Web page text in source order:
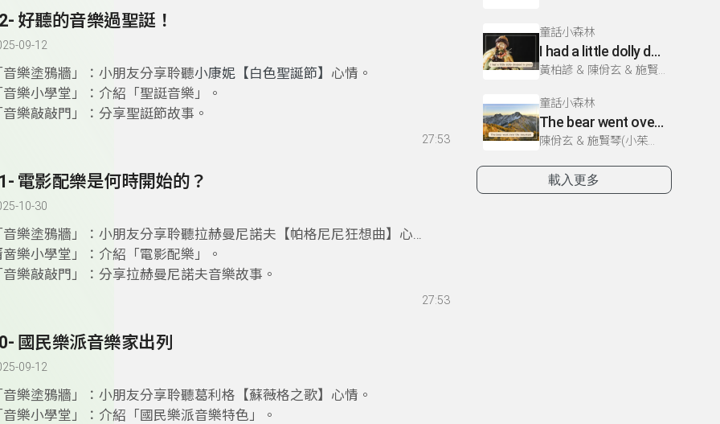
好聽的音樂過聖誔！
09-12
音樂塗鴉牆」：小朋友分享聆聽小康妮【白色聖誕節】 心情。
音樂小學堂」：介紹「聖誔音樂」。
音樂敲敲門」：分享聖誔節故事。
27:53
電影配樂是何時開始的？
10-30
音樂塗鴉牆」：小朋友分享聆聽拉赫曼尼諾夫【帕格尼尼狂想曲】心
。
音樂小學堂」：介紹「電影配樂」。
音樂敲敲門」：分享拉赫曼尼諾夫音樂故事。
27:53
國民樂派音樂家出列
09-12
音樂塗鴉牆」：小朋友分享聆聽葛利格【蘇薇格之歌】心情。
音樂小學堂」：介紹「國民樂派音樂特色」。
童話小森林
I had a little dolly dressed in green
黃柏諺 & 陳佾玄 & 施賢琴(小茱姊姊)
童話小森林
The bear went over the mountain
陳佾玄 & 施賢琴(小茱姊姊) & 黃柏諺
載入更多